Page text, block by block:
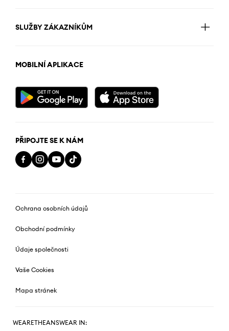
SLUŽBY ZÁKAZNÍKŮM
MOBILNÍ APLIKACE
PŘIPOJTE SE K NÁM
Ochrana osobních údajů
Obchodní podmínky
Údaje společnosti
Vaše Cookies
Mapa stránek
WEARETHEANSWEAR IN: